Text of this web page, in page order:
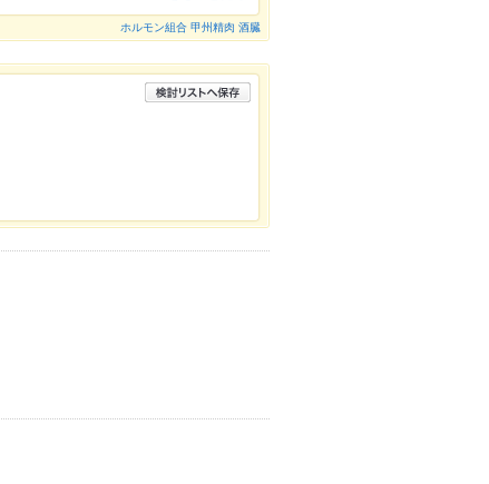
ホルモン組合 甲州精肉 酒臓